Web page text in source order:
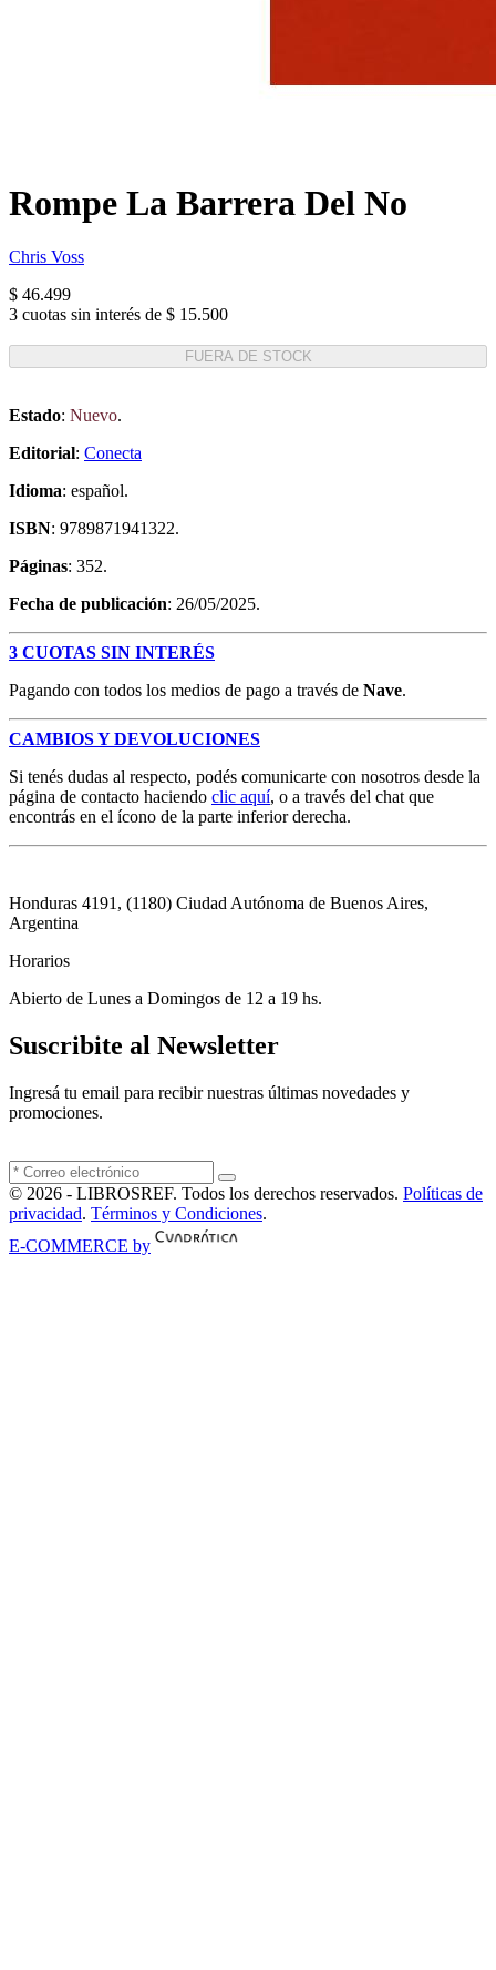
Rompe La Barrera Del No
Chris Voss
$ 46.499
3 cuotas sin interés de $ 15.500
FUERA DE STOCK
Estado: Nuevo.
Editorial: Conecta
Idioma: español.
ISBN: 9789871941322.
Páginas: 352.
Fecha de publicación: 26/05/2025.
3 CUOTAS SIN INTERÉS
Pagando con todos los medios de pago a través de Nave.
CAMBIOS Y DEVOLUCIONES
Si tenés dudas al respecto, podés comunicarte con nosotros desde la
página de contacto haciendo clic aquí, o a través del chat que
encontrás en el ícono de la parte inferior derecha.
Honduras 4191, (1180) Ciudad Autónoma de Buenos Aires,
Argentina
Horarios
Abierto de Lunes a Domingos de 12 a 19 hs.
Suscribite al Newsletter
Ingresá tu email para recibir nuestras últimas novedades y
promociones.
© 2026 - LIBROSREF. Todos los derechos reservados. Políticas de
privacidad. Términos y Condiciones.
E-COMMERCE by